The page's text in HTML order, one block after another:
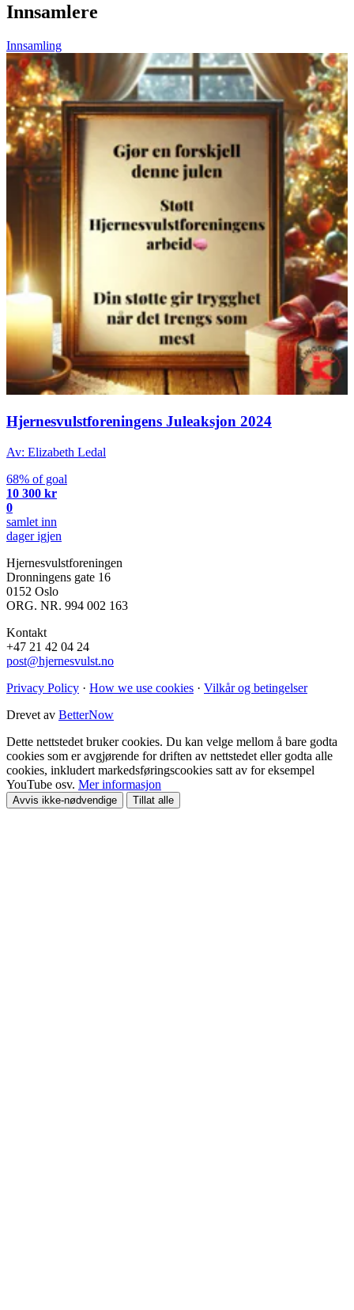
Innsamlere
Innsamling
Hjernesvulstforeningens Juleaksjon 2024
Av: Elizabeth Ledal
68% of goal
10 300 kr
0
samlet inn
dager igjen
Hjernesvulstforeningen
Dronningens gate 16
0152 Oslo
ORG. NR. 994 002 163
Kontakt
+47 21 42 04 24
post@hjernesvulst.no
Privacy Policy · How we use cookies · Vilkår og betingelser
Drevet av BetterNow
Dette nettstedet bruker cookies. Du kan velge mellom å bare godta
cookies som er avgjørende for driften av nettstedet eller godta alle
cookies, inkludert markedsføringscookies satt av for eksempel
YouTube osv. Mer informasjon
Avvis ikke-nødvendige Tillat alle